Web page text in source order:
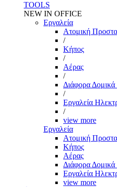
TOOLS
NEW IN OFFICE
Εργαλεία
Aτομική
/
Kήπος
/
Αέρας
/
Διάφορα
/
Εργαλεία
/
view more
Εργαλεία
Aτομική
Kήπος
Αέρας
Διάφορα
Εργαλεία
view more